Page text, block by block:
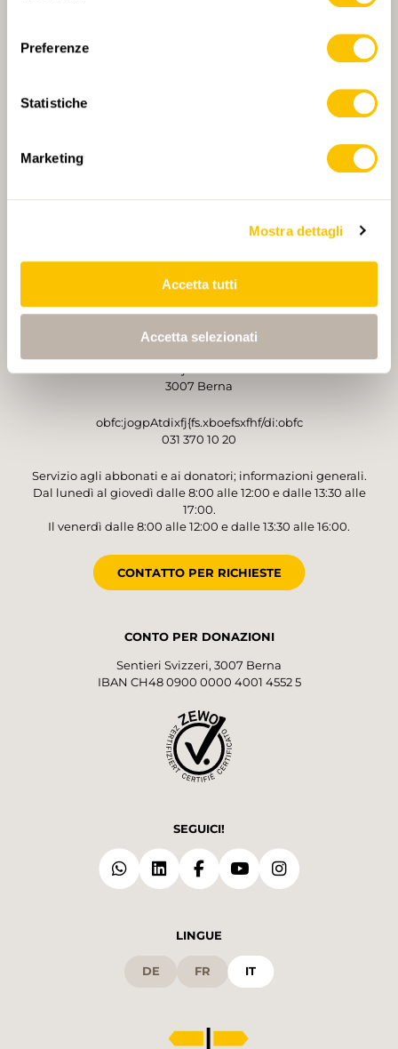
Preferenze
Statistiche
Marketing
Mostra dettagli
Accetta tutti
Accetta selezionati
PARTNER
3007 Berna
obfc:jogpAtdixfj{fs.xboefsxfhf/di:obfc
031 370 10 20
Servizio agli abbonati e ai donatori; informazioni generali.
Dal lunedì al giovedì dalle 8:00 alle 12:00 e dalle 13:30 alle
17:00.
Il venerdì dalle 8:00 alle 12:00 e dalle 13:30 alle 16:00.
CONTATTO PER RICHIESTE
CONTO PER DONAZIONI
Sentieri Svizzeri, 3007 Berna
IBAN CH48 0900 0000 4001 4552 5
SEGUICI!
LINGUE
DE FR IT